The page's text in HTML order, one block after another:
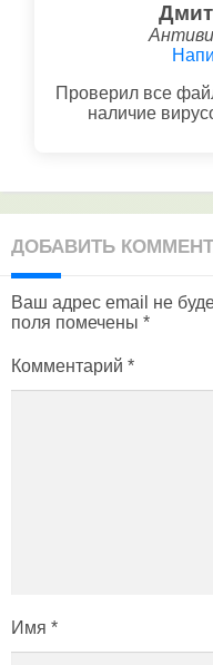
Проверил все
наличие
ДОБАВИТЬ
Ваш адрес email не
поля помечены *
Комментарий *
Имя *